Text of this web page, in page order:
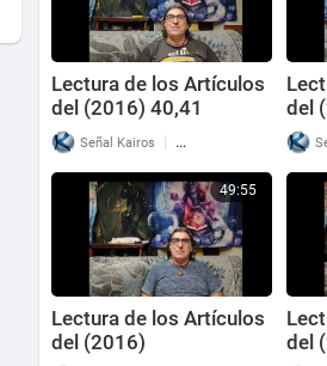
Lectura de los Artículos
del (2016) 40,41
Señal Kairos | 38 Reproducciones
del
49:55
Lectura de los Artículos
del (2016)
del